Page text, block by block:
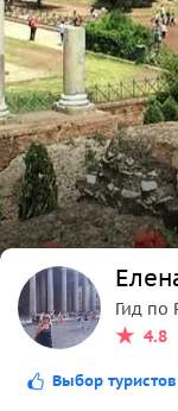
отеля будет
Маршрут
пожеланиям.
фотографий
или чашечки
🔴При
свой номер
информацию
Гид по
4.8
Выбор туристов